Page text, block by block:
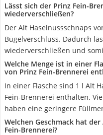
Lässt sich der Prinz Fein-
wiederverschließen?
Der Alt Haselnussschnaps
Bügelverschluss. Dadurch
wiederverschließen und
Welche Menge ist in einer
von Prinz Fein-Brennerei
In einer Flasche sind 1 l Alt
Fein-Brennerei enthalten.
haben eine geringere
Welchen Geschmack hat
Fein-Brennerei?